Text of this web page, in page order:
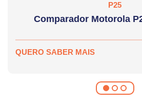
P25
Comparador Motorola
QUERO SABER MAIS